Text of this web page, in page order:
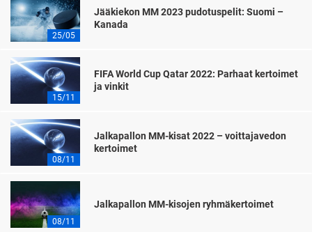
25/05
Jääkiekon MM 2023 pudotuspelit: Suomi –
Kanada
15/11
FIFA World Cup Qatar 2022: Parhaat kertoimet
ja vinkit
08/11
Jalkapallon MM-kisat 2022 – voittajavedon
kertoimet
08/11
Jalkapallon MM-kisojen ryhmäkertoimet